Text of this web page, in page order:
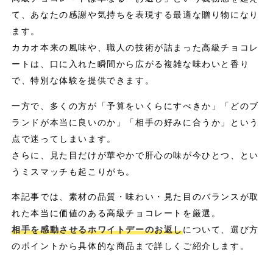
て、あなたの感謝や気持ちを表現する最適な贈り物になり
ます。
カカオ本来の風味や、職人の技術が詰まった高級チョコレ
ートは、口に入れた瞬間から広がる複雑な味わいと香り
で、特別な体験を提供できます。
一方で、多くの方が「予算をいくらにすべきか」「どのブ
ランドが本当に良いのか」「相手の好みに合うか」という
点で迷ってしまいます。
さらに、見た目だけが華やかで肝心の味が今ひとつ、とい
うミスマッチも起こりがち。
本記事では、素材の品質・味わい・見た目のバランスが取
れた本当に価値のある高級チョコレートを厳選。
相手を感動させるホワイトデーのお返しについて、選び方
のポイントから具体的な商品まで詳しくご紹介します。